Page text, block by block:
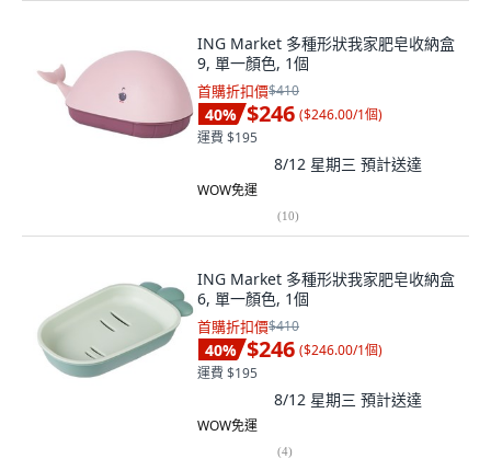
ING Market 多種形狀我家肥皂收納盒
9, 單一顏色, 1個
首購折扣價$410
40% $246 ($246.00/1個)
運費 $195
8/12 星期三 預計送達
WOW免運
(10)
ING Market 多種形狀我家肥皂收納盒
6, 單一顏色, 1個
首購折扣價$410
40% $246 ($246.00/1個)
運費 $195
8/12 星期三 預計送達
WOW免運
(4)